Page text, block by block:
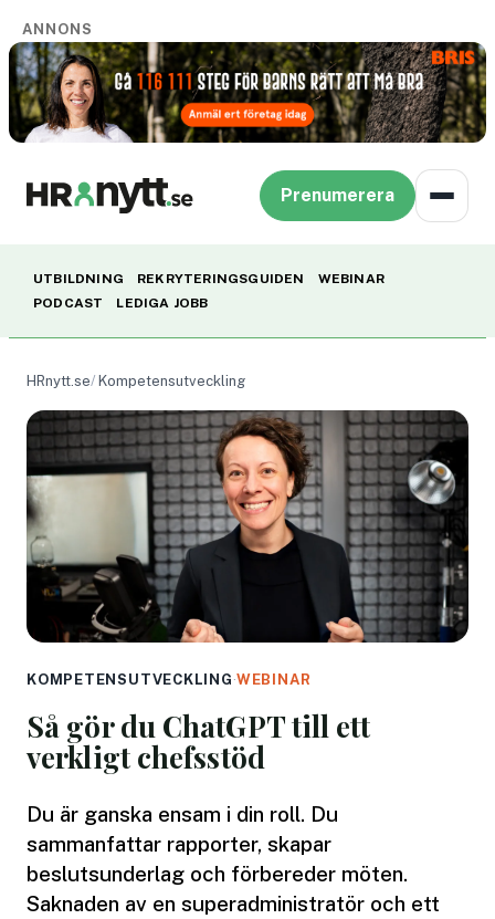
ANNONS
Prenumerera
UTBILDNING REKRYTERINGSGUIDEN
WEBINAR
PODCAST
LEDIGA JOBB
HRnytt.se Kompetensutveckling
KOMPETENSUTVECKLING ·WEBINAR
Så gör du ChatGPT till ett
verkligt chefsstöd
Du är ganska ensam i din roll. Du
sammanfattar rapporter, skapar
beslutsunderlag och förbereder möten.
Saknaden av en superadministratör och ett